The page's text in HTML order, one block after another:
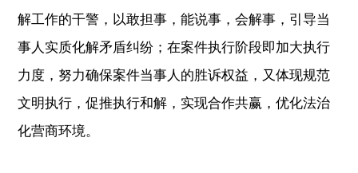
解工作的干警，以敢担事，能说事，会解事，引导当
事人实质化解矛盾纠纷；在案件执行阶段即加大执行
力度，努力确保案件当事人的胜诉权益，又体现规范
文明执行，促推执行和解，实现合作共赢，优化法治
化营商环境。